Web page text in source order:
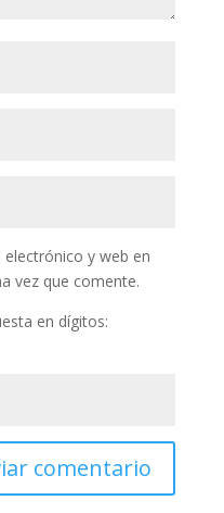
y web en
vez que comente.
en dígitos: